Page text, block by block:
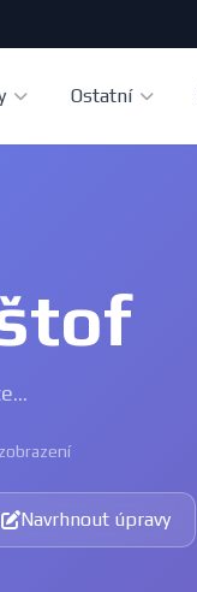
Ostatní
Navrhnout úpravy